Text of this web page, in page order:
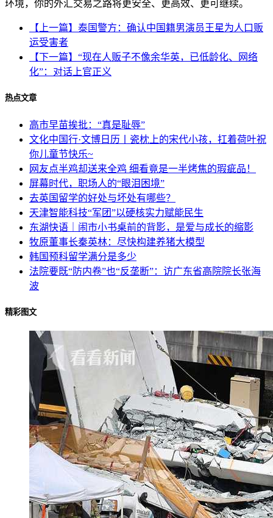
环境，你的外汇交易之路将更安全、更高效、更可继续。
【上一篇】泰国警方：确认中国籍男演员王星为人口贩
运受害者
【下一篇】“现在人贩子不像余华英，已低龄化、网络
化”：对话上官正义
热点文章
高市早苗挨批：“真是耻辱”
文化中国行·文博日历丨瓷枕上的宋代小孩，扛着荷叶祝
你儿童节快乐~
网友点半鸡却送来全鸡 细看竟是一半烤焦的瑕疵品！
屏幕时代，职场人的“眼泪困境”
去英国留学的好处与坏处有哪些？
天津智能科技“军团”以硬核实力赋能民生
东湖快语｜闹市小书桌前的背影，是爱与成长的缩影
牧原董事长秦英林：尽快构建养猪大模型
韩国预科留学满分是多少
法院要既“防内卷”也“反垄断”：访广东省高院院长张海
波
精彩图文